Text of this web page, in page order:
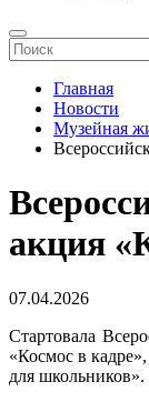
Главная
Новости
Музейная
акция
07.04.2026
Стартовала
«Космос в
для школьников».